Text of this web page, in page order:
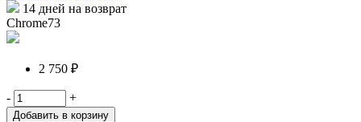
14 дней на возврат
Chrome73
2 750 ₽
- +
Добавить в корзину